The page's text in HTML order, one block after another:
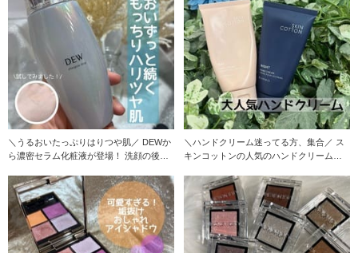
＼うるおいたっぷりはりつや肌／ DEWか
ら濃密セラム化粧液が登場！ 洗顔の後す
＼ハンドクリーム迷ってる方、集合／ ス
キンコットンの人気のハンドクリーム、